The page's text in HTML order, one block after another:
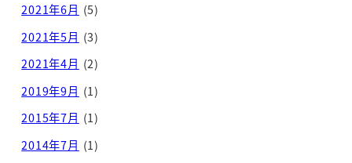
2021年6月 (5)
2021年5月 (3)
2021年4月 (2)
2019年9月 (1)
2015年7月 (1)
2014年7月 (1)